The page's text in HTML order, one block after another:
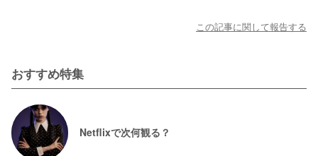
この記事に関して報告する
おすすめ特集
Netflixで次何観る？